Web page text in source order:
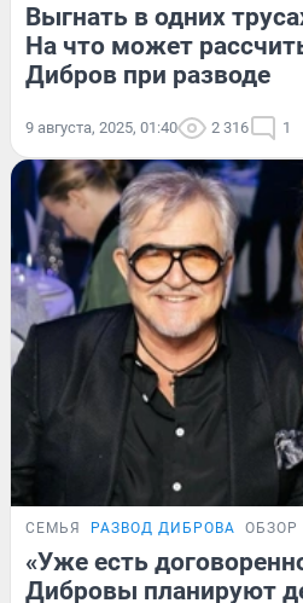
Выгнать в одних
На что может
Дибров при разводе
9 августа, 2025, 01:40 2 316 1
СЕМЬЯ РАЗВОД ДИБРОВА ОБЗОР
«Уже есть
Дибровы планируют